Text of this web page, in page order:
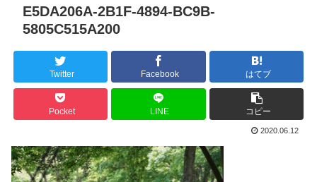
E5DA206A-2B1F-4894-BC9B-
5805C515A200
Twitter Facebook はてブ
Pocket LINE コピー
2020.06.12